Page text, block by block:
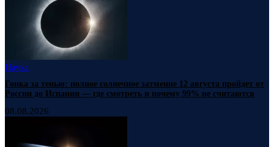
Наука
Гонка за тенью: полное солнечное затмение 12 августа пройдет от
России до Испании — где смотреть и почему 99% не считаются
08.08.2026